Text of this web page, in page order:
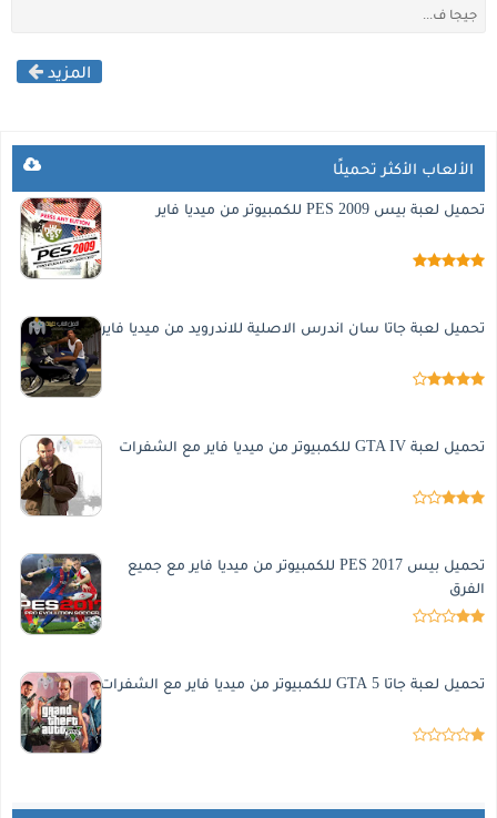
جيجا ف...
المزيد
الألعاب الأكثر تحميلًا
تحميل لعبة بيس 2009 PES للكمبيوتر من ميديا فاير
تحميل لعبة جاتا سان اندرس الاصلية للاندرويد من ميديا فاير
تحميل لعبة GTA IV للكمبيوتر من ميديا فاير مع الشفرات
تحميل بيس 2017 PES للكمبيوتر من ميديا فاير مع جميع
الفرق
تحميل لعبة جاتا 5 GTA للكمبيوتر من ميديا فاير مع الشفرات